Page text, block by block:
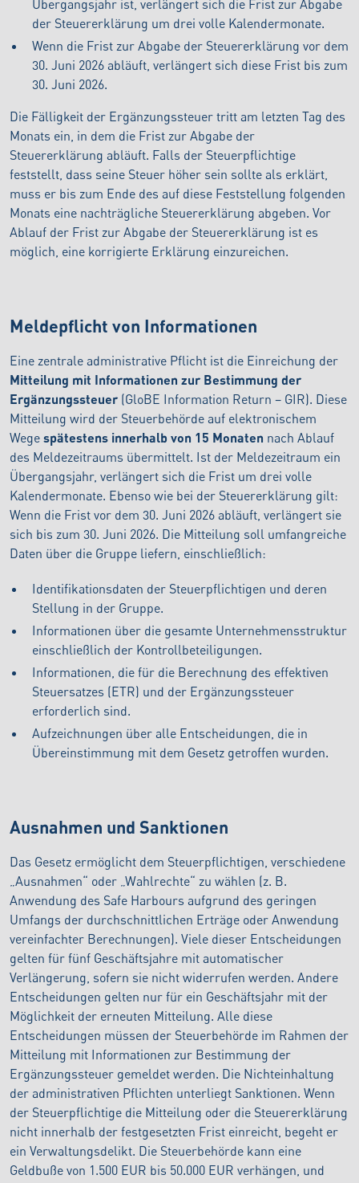
Übergangsjahr ist, verlängert sich die Frist zur Abgabe
der Steuererklärung um drei volle Kalendermonate.
Wenn die Frist zur Abgabe der Steuererklärung vor dem
30. Juni 2026 abläuft, verlängert sich diese Frist bis zum
30. Juni 2026.
Die Fälligkeit der Ergänzungssteuer tritt am letzten Tag des
Monats ein, in dem die Frist zur Abgabe der
Steuererklärung abläuft. Falls der Steuerpflichtige
feststellt, dass seine Steuer höher sein sollte als erklärt,
muss er bis zum Ende des auf diese Feststellung folgenden
Monats eine nachträgliche Steuererklärung abgeben. Vor
Ablauf der Frist zur Abgabe der Steuererklärung ist es
möglich, eine korrigierte Erklärung einzureichen.
Meldepflicht von Informationen
Eine zentrale administrative Pflicht ist die Einreichung der
Mitteilung mit Informationen zur Bestimmung der
Ergänzungssteuer (GloBE Information Return – GIR). Diese
Mitteilung wird der Steuerbehörde auf elektronischem
Wege spätestens innerhalb von 15 Monaten nach Ablauf
des Meldezeitraums übermittelt. Ist der Meldezeitraum ein
Übergangsjahr, verlängert sich die Frist um drei volle
Kalendermonate. Ebenso wie bei der Steuererklärung gilt:
Wenn die Frist vor dem 30. Juni 2026 abläuft, verlängert sie
sich bis zum 30. Juni 2026. Die Mitteilung soll umfangreiche
Daten über die Gruppe liefern, einschließlich:
Identifikationsdaten der Steuerpflichtigen und deren
Stellung in der Gruppe.
Informationen über die gesamte Unternehmensstruktur
einschließlich der Kontrollbeteiligungen.
Informationen, die für die Berechnung des effektiven
Steuersatzes (ETR) und der Ergänzungssteuer
erforderlich sind.
Aufzeichnungen über alle Entscheidungen, die in
Übereinstimmung mit dem Gesetz getroffen wurden.
Ausnahmen und Sanktionen
Das Gesetz ermöglicht dem Steuerpflichtigen, verschiedene
„Ausnahmen“ oder „Wahlrechte“ zu wählen (z. B.
Anwendung des Safe Harbours aufgrund des geringen
Umfangs der durchschnittlichen Erträge oder Anwendung
vereinfachter Berechnungen). Viele dieser Entscheidungen
gelten für fünf Geschäftsjahre mit automatischer
Verlängerung, sofern sie nicht widerrufen werden. Andere
Entscheidungen gelten nur für ein Geschäftsjahr mit der
Möglichkeit der erneuten Mitteilung. Alle diese
Entscheidungen müssen der Steuerbehörde im Rahmen der
Mitteilung mit Informationen zur Bestimmung der
Ergänzungssteuer gemeldet werden. Die Nichteinhaltung
der administrativen Pflichten unterliegt Sanktionen. Wenn
der Steuerpflichtige die Mitteilung oder die Steuererklärung
nicht innerhalb der festgesetzten Frist einreicht, begeht er
ein Verwaltungsdelikt. Die Steuerbehörde kann eine
Geldbuße von 1.500 EUR bis 50.000 EUR verhängen, und